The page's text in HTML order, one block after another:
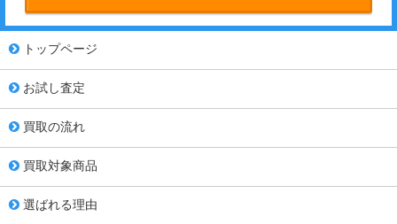
トップページ
お試し査定
買取の流れ
買取対象商品
選ばれる理由